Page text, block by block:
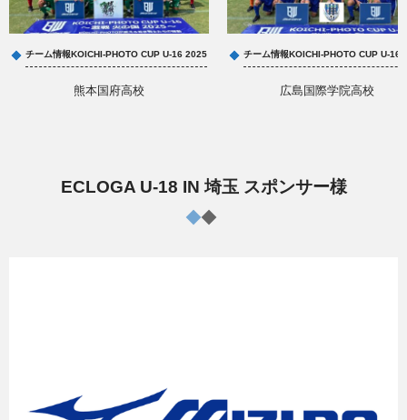
チーム情報KOICHI-PHOTO CUP U-16 2025
熊本国府高校
チーム情報KOICHI-PHOTO CUP U-16
広島国際学院高校
ECLOGA U-18 IN 埼玉 スポンサー様